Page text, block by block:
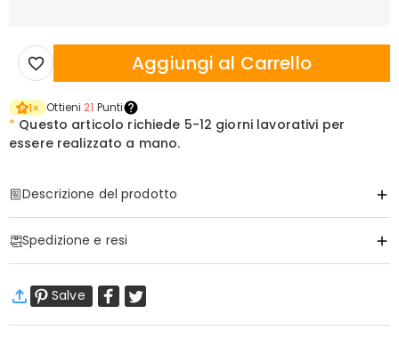
Aggiungi al Carrello
1× Ottieni 21 Punti
* Questo articolo richiede 5-12 giorni lavorativi per
essere realizzato a mano.
Descrizione del prodotto
Informazioni di Base
Tessuto:Poliestere
Spedizione e resi
Spedizione Standard
9-18
Salve